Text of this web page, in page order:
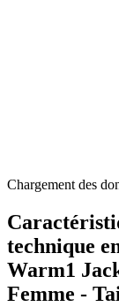
Chargement des
technique
Warm1
Femme -